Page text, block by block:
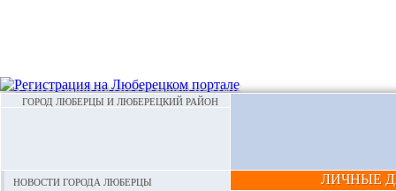
ГОРОД ЛЮБЕРЦЫ И ЛЮБЕРЕЦКИЙ РАЙОН
Новости города Люберцы
ЛИЧНЫЕ